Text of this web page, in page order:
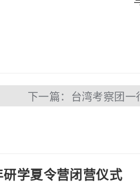
下一篇：台湾考察团
学夏令营闭营仪式